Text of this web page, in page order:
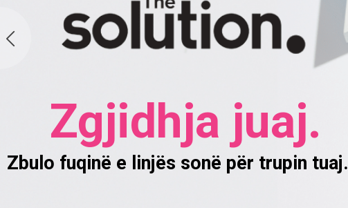
Zgjidhja juaj.
Zbulo fuqinë e linjës sonë për trupin tuaj.